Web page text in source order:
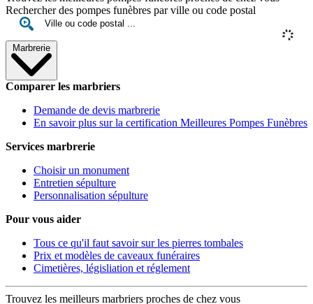
Rechercher des pompes funèbres par ville ou code postal
Marbrerie
Comparer les marbriers
Demande de devis marbrerie
En savoir plus sur la certification Meilleures Pompes Funèbres
Services marbrerie
Choisir un monument
Entretien sépulture
Personnalisation sépulture
Pour vous aider
Tous ce qu'il faut savoir sur les pierres tombales
Prix et modèles de caveaux funéraires
Cimetières, législiation et réglement
Trouvez les meilleurs marbriers proches de chez vous